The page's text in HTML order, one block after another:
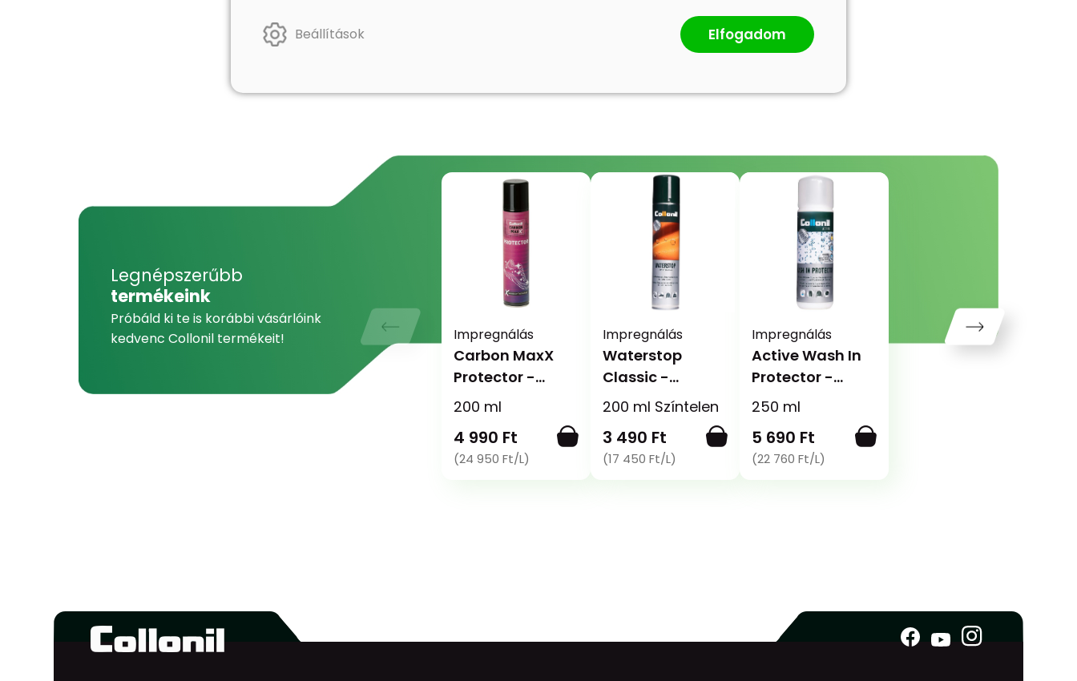
Legnépszerűbb
termékeink
Próbáld ki te is korábbi vásárlóink
kedvenc Collonil termékeit!
Impregnálás
Carbon MaxX
Protector -
Impregnáló
200 ml
4 990 Ft
(24 950 Ft/L)
Impregnálás
Waterstop
Classic -
Impregnáló és
fényvédő spray
200 ml Színtelen
3 490 Ft
(17 450 Ft/L)
Impregnálás
Active Wash In
Protector -
Bemosható
250 ml
5 690 Ft
(22 760 Ft/L)
Beállítások Elfogadom